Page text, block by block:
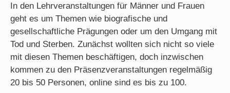
In den Lehrveranstaltungen für Männer und Frauen
geht es um Themen wie biografische und
gesellschaftliche Prägungen oder um den Umgang mit
Tod und Sterben. Zunächst wollten sich nicht so viele
mit diesen Themen beschäftigen, doch inzwischen
kommen zu den Präsenzveranstaltungen regelmäßig
20 bis 50 Personen, online sind es bis zu 100.